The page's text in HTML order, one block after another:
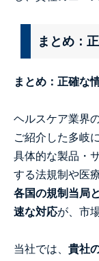
まとめ：
まとめ：正確な
ヘルスケア業界
ご紹介した多岐
具体的な製品・
する法規制や医
各国の規制当局
速な対応が、市
当社では、 貴社